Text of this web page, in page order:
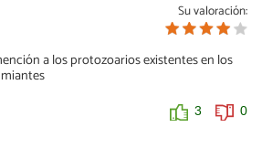
Su valoración:
a los protozoarios existentes en los
3 0